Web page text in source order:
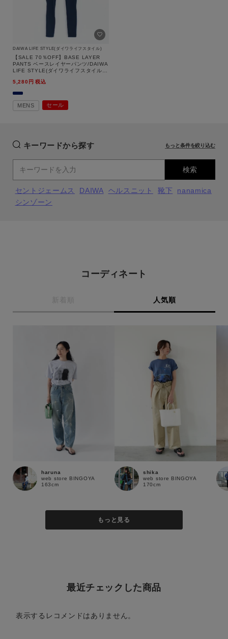
キーワード
カテゴリ
通常商品
セール
価格
在庫
DAIWA LIFE STYLE(ダイワライフスタイル)
【SALE 70％OFF】BASE LAYER
PANTS ベースレイヤーパンツ/DAIWA
LIFE STYLE(ダイワライフスタイル)
5,280
税込
MENS セール
キーワードから探す もっと条件を絞り込む
検索
セントジェームス DAIWA ヘルスニット 靴下
nanamica
シンゾーン
コーディネート
新着順 人気順
haruna
web store BINGOYA
163cm
shika
web store BINGOYA
170cm
もっと見る
最近チェックした商品
表示するレコメンドはありません。